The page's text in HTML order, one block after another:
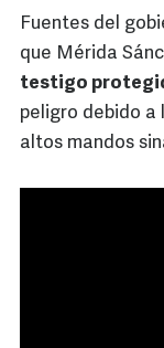
Fuentes del
que Mérida
testigo
peligro debido a
altos mandos